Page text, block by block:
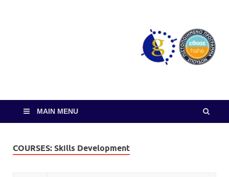
MAIN MENU
COURSES: Skills Development